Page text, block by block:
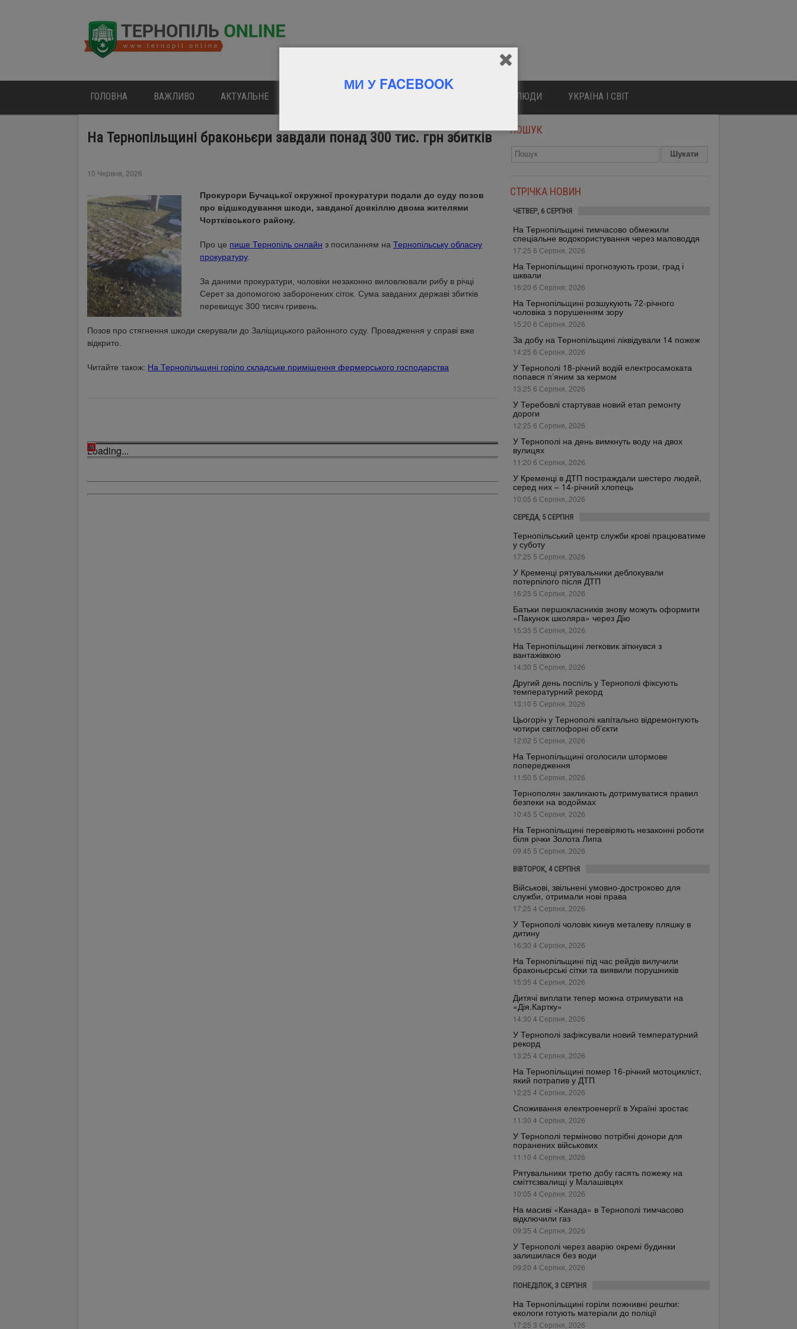
ГОЛОВНА ВАЖЛИВО АКТУАЛЬНЕ ВІДОМІ ЛЮДИ УКРАЇНА І СВІТ
На Тернопільщині браконьєри завдали понад 300 тис. грн збитків
10 Червня, 2026
Прокурори Бучацької окружної прокуратури подали до суду позов
про відшкодування шкоди, завданої довкіллю двома жителями
Чортківського району.
Про це пише Тернопіль онлайн з посиланням на Тернопільську обласну
прокуратуру.
За даними прокуратури, чоловіки незаконно виловлювали рибу в річці
Серет за допомогою заборонених сіток. Сума завданих державі збитків
перевищує 300 тисяч гривень.
Позов про стягнення шкоди скерували до Заліщицького районного суду. Провадження у справі вже
відкрито.
Читайте також: На Тернопільщині горіло складське приміщення фермерського господарства
Loading...
ПОШУК
СТРІЧКА НОВИН
ЧЕТВЕР, 6 СЕРПНЯ
На Тернопільщині тимчасово обмежили
спеціальне водокористування через маловоддя
17:25 6 Серпня, 2026
На Тернопільщині прогнозують грози, град і
шквали
16:20 6 Серпня, 2026
На Тернопільщині розшукують 72-річного
чоловіка з порушенням зору
15:20 6 Серпня, 2026
За добу на Тернопільщині ліквідували 14 пожеж
14:25 6 Серпня, 2026
У Тернополі 18-річний водій електросамоката
попався п’яним за кермом
13:25 6 Серпня, 2026
У Теребовлі стартував новий етап ремонту
дороги
12:25 6 Серпня, 2026
У Тернополі на день вимкнуть воду на двох
вулицях
11:20 6 Серпня, 2026
У Кременці в ДТП постраждали шестеро людей,
серед них – 14-річний хлопець
10:05 6 Серпня, 2026
СЕРЕДА, 5 СЕРПНЯ
Тернопільський центр служби крові працюватиме
у суботу
17:25 5 Серпня, 2026
У Кременці рятувальники деблокували
потерпілого після ДТП
16:25 5 Серпня, 2026
Батьки першокласників знову можуть оформити
«Пакунок школяра» через Дію
15:35 5 Серпня, 2026
На Тернопільщині легковик зіткнувся з
вантажівкою
14:30 5 Серпня, 2026
Другий день поспіль у Тернополі фіксують
температурний рекорд
13:10 5 Серпня, 2026
Цьогоріч у Тернополі капітально відремонтують
чотири світлофорні об’єкти
12:02 5 Серпня, 2026
На Тернопільщині оголосили штормове
попередження
11:50 5 Серпня, 2026
Тернополян закликають дотримуватися правил
безпеки на водоймах
10:45 5 Серпня, 2026
На Тернопільщині перевіряють незаконні роботи
біля річки Золота Липа
09:45 5 Серпня, 2026
ВІВТОРОК, 4 СЕРПНЯ
Військові, звільнені умовно-достроково для
служби, отримали нові права
17:25 4 Серпня, 2026
У Тернополі чоловік кинув металеву пляшку в
дитину
16:30 4 Серпня, 2026
На Тернопільщині під час рейдів вилучили
браконьєрські сітки та виявили порушників
15:35 4 Серпня, 2026
Дитячі виплати тепер можна отримувати на
«Дія.Картку»
14:30 4 Серпня, 2026
У Тернополі зафіксували новий температурний
рекорд
13:25 4 Серпня, 2026
На Тернопільщині помер 16-річний мотоцикліст,
який потрапив у ДТП
12:25 4 Серпня, 2026
Споживання електроенергії в Україні зростає
11:30 4 Серпня, 2026
У Тернополі терміново потрібні донори для
поранених військових
11:10 4 Серпня, 2026
Рятувальники третю добу гасять пожежу на
сміттєзвалищі у Малашівцях
10:05 4 Серпня, 2026
На масиві «Канада» в Тернополі тимчасово
відключили газ
09:35 4 Серпня, 2026
У Тернополі через аварію окремі будинки
залишилася без води
09:20 4 Серпня, 2026
ПОНЕДІЛОК, 3 СЕРПНЯ
На Тернопільщині горіли пожнивні рештки:
екологи готують матеріали до поліції
17:25 3 Серпня, 2026
МИ У FACEBOOK